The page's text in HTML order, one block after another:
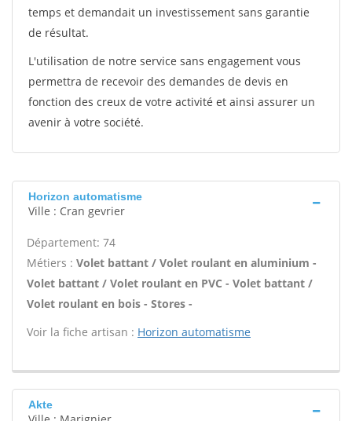
temps et demandait un investissement sans garantie
de résultat.
L'utilisation de notre service sans engagement vous
permettra de recevoir des demandes de devis en
fonction des creux de votre activité et ainsi assurer un
avenir à votre société.
Horizon automatisme
Ville : Cran gevrier
Département: 74
Métiers : Volet battant / Volet roulant en aluminium -
Volet battant / Volet roulant en PVC - Volet battant /
Volet roulant en bois - Stores -
Voir la fiche artisan : Horizon automatisme
Akte